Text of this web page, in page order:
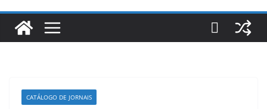
CATÁLOGO DE JORNAIS